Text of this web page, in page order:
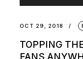
OCT 29, 2018
TOPPING